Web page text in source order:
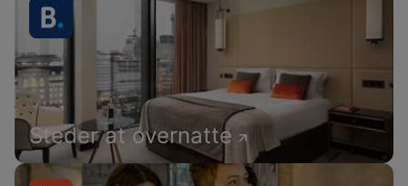
Steder at overnatte